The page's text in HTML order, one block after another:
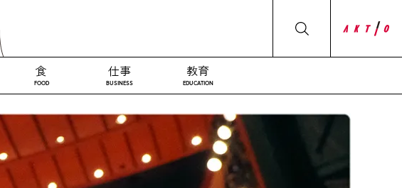
食
FOOD
仕事
BUSINESS
教育
EDUCATION